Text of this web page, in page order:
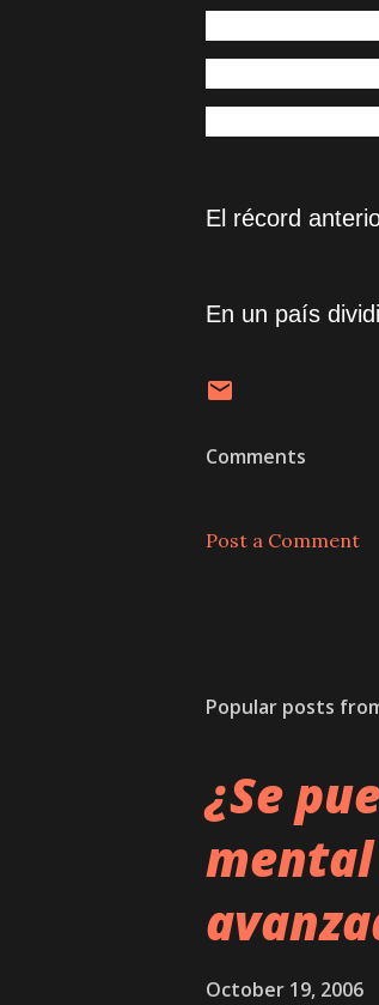
El récord
En un país
Comments
Post a Comment
Popular posts
¿Se
mental
October 19, 2006